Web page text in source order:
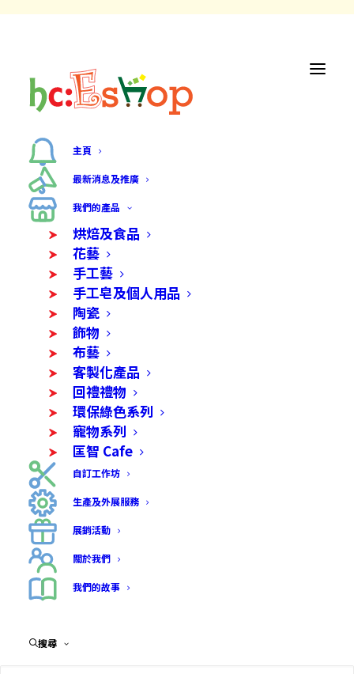
主頁
最新消息及推廣
我們的產品
烘焙及食品
花藝
手工藝
手工皂及個人用品
陶瓷
飾物
布藝
客製化產品
回禮禮物
環保綠色系列
寵物系列
匡智 Cafe
自訂工作坊
生產及外展服務
展銷活動
關於我們
我們的故事
搜尋